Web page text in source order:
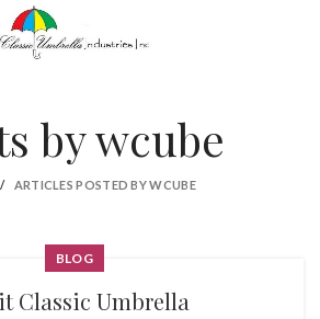
bywcube
ARTICLES POSTED BY WCUBE
BLOG
Classic Umbrella